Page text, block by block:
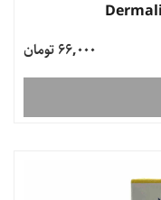
66,000 تومان